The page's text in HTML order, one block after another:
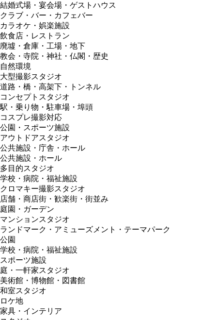
結婚式場・宴会場・ゲストハウス
クラブ・バー・カフェバー
カラオケ・娯楽施設
飲食店・レストラン
廃墟・倉庫・工場・地下
教会・寺院・神社・仏閣・歴史
自然環境
大型撮影スタジオ
道路・橋・高架下・トンネル
コンセプトスタジオ
駅・乗り物・駐車場・埠頭
コスプレ撮影対応
公園・スポーツ施設
アウトドアスタジオ
公共施設・庁舎・ホール
公共施設・ホール
多目的スタジオ
学校・病院・福祉施設
クロマキー撮影スタジオ
店舗・商店街・歓楽街・街並み
庭園・ガーデン
マンションスタジオ
ランドマーク・アミューズメント・テーマパーク
公園
学校・病院・福祉施設
スポーツ施設
庭・一軒家スタジオ
美術館・博物館・図書館
和室スタジオ
ロケ地
家具・インテリア